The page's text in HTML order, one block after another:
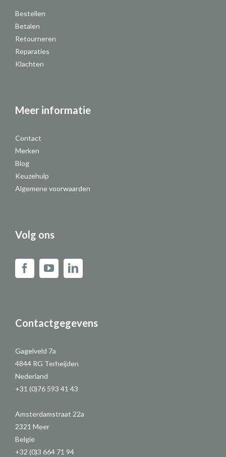
Bestellen
Betalen
Retourneren
Reparaties
Klachten
Meer informatie
Contact
Merken
Blog
Keuzehulp
Algemene voorwaarden
Volg ons
Contactgegevens
Gagelveld 7a
4844 RG Terheijden
Nederland
+31 (0)76 593 41 43
Amsterdamstraat 22a
2321 Meer
Belgie
+32 (0)3 664 71 94